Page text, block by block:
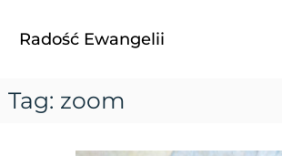
Radość Ewangelii
Tag: zoom